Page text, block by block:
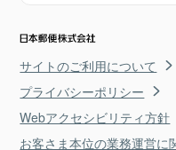
サイトのご利用について
プライバシーポリシー
Webアクセシビリティ方針
お客さま本位の業務運営に